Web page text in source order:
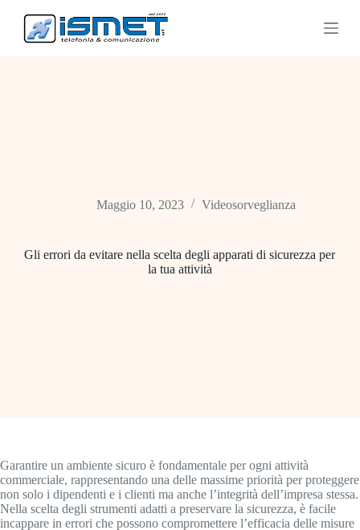
Maggio 10, 2023 Videosorveglianza
Gli errori da evitare nella scelta degli apparati di sicurezza per
la tua attività
Garantire un ambiente sicuro è fondamentale per ogni attività
commerciale, rappresentando una delle massime priorità per proteggere
non solo i dipendenti e i clienti ma anche l’integrità dell’impresa stessa.
Nella scelta degli strumenti adatti a preservare la sicurezza, è facile
incappare in errori che possono compromettere l’efficacia delle misure